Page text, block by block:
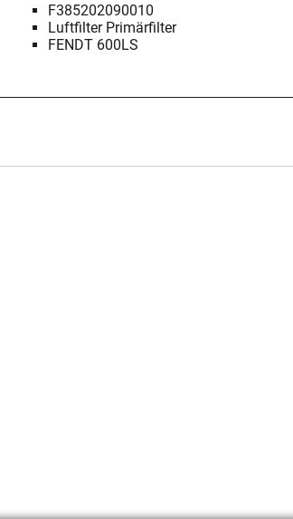
F385202090010
Luftfilter Primärfilter
FENDT 600LS